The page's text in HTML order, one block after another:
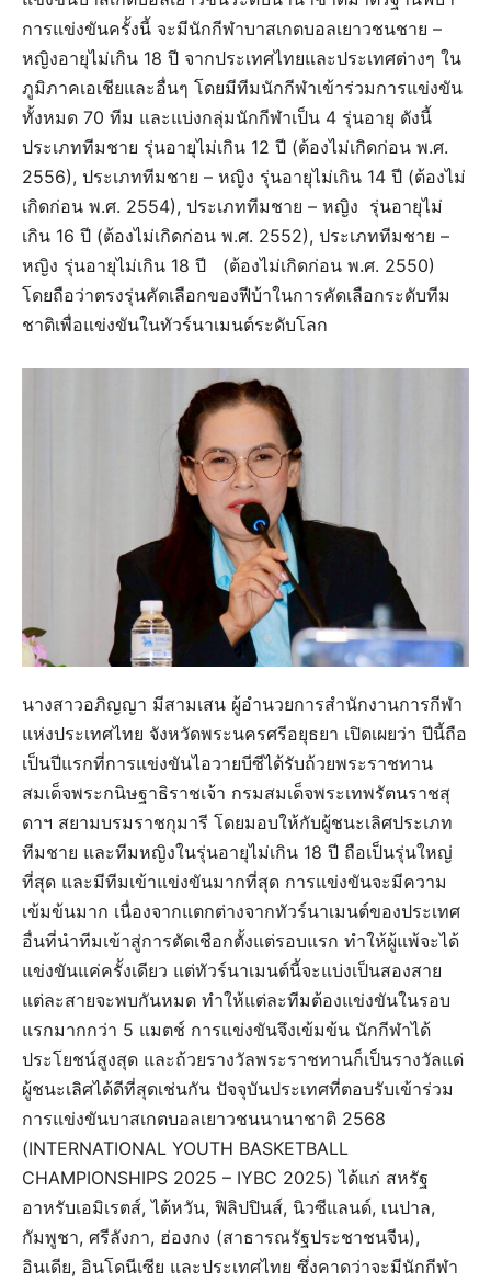
การแข่งขันครั้งนี้ จะมีนักกีฬาบาสเกตบอลเยาวชนชาย –
หญิงอายุไม่เกิน 18 ปี จากประเทศไทยและประเทศต่างๆ ใน
ภูมิภาคเอเชียและอื่นๆ โดยมีทีมนักกีฬาเข้าร่วมการแข่งขัน
ทั้งหมด 70 ทีม และแบ่งกลุ่มนักกีฬาเป็น 4 รุ่นอายุ ดังนี้
ประเภททีมชาย รุ่นอายุไม่เกิน 12 ปี (ต้องไม่เกิดก่อน พ.ศ.
2556), ประเภททีมชาย – หญิง รุ่นอายุไม่เกิน 14 ปี (ต้องไม่
เกิดก่อน พ.ศ. 2554), ประเภททีมชาย – หญิง รุ่นอายุไม่
เกิน 16 ปี (ต้องไม่เกิดก่อน พ.ศ. 2552), ประเภททีมชาย –
หญิง รุ่นอายุไม่เกิน 18 ปี (ต้องไม่เกิดก่อน พ.ศ. 2550)
โดยถือว่าตรงรุ่นคัดเลือกของฟีบ้าในการคัดเลือกระดับทีม
ชาติเพื่อแข่งขันในทัวร์นาเมนต์ระดับโลก
นางสาวอภิญญา มีสามเสน ผู้อำนวยการสำนักงานการกีฬา
แห่งประเทศไทย จังหวัดพระนครศรีอยุธยา เปิดเผยว่า ปีนี้ถือ
เป็นปีแรกที่การแข่งขันไอวายบีซีได้รับถ้วยพระราชทาน
สมเด็จพระกนิษฐาธิราชเจ้า กรมสมเด็จพระเทพรัตนราชสุ
ดาฯ สยามบรมราชกุมารี โดยมอบให้กับผู้ชนะเลิศประเภท
ทีมชาย และทีมหญิงในรุ่นอายุไม่เกิน 18 ปี ถือเป็นรุ่นใหญ่
ที่สุด และมีทีมเข้าแข่งขันมากที่สุด การแข่งขันจะมีความ
เข้มข้นมาก เนื่องจากแตกต่างจากทัวร์นาเมนต์ของประเทศ
อื่นที่นำทีมเข้าสู่การตัดเชือกตั้งแต่รอบแรก ทำให้ผู้แพ้จะได้
แข่งขันแค่ครั้งเดียว แต่ทัวร์นาเมนต์นี้จะแบ่งเป็นสองสาย
แต่ละสายจะพบกันหมด ทำให้แต่ละทีมต้องแข่งขันในรอบ
แรกมากกว่า 5 แมตช์ การแข่งขันจึงเข้มข้น นักกีฬาได้
ประโยชน์สูงสุด และถ้วยรางวัลพระราชทานก็เป็นรางวัลแด่
ผู้ชนะเลิศได้ดีที่สุดเช่นกัน ปัจจุบันประเทศที่ตอบรับเข้าร่วม
การแข่งขันบาสเกตบอลเยาวชนนานาชาติ 2568
(INTERNATIONAL YOUTH BASKETBALL
CHAMPIONSHIPS 2025 – IYBC 2025) ได้แก่ สหรัฐ
อาหรับเอมิเรตส์, ไต้หวัน, ฟิลิปปินส์, นิวซีแลนด์, เนปาล,
กัมพูชา, ศรีลังกา, ฮ่องกง (สาธารณรัฐประชาชนจีน),
อินเดีย, อินโดนีเซีย และประเทศไทย ซึ่งคาดว่าจะมีนักกีฬา